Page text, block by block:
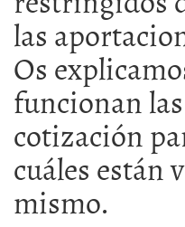
las
Os
funcionan
cotización
cuáles están
mismo.